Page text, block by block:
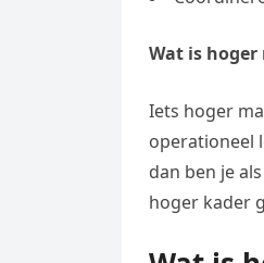
Wat is
Iets hoger
operationeel
dan ben je
hoger kader